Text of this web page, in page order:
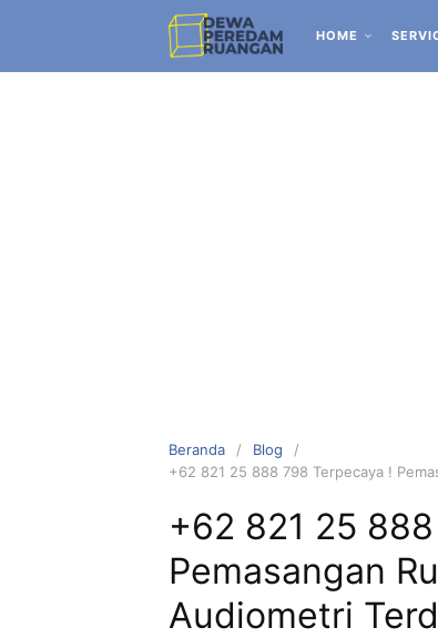
HOME
Beranda
Blog
+62 821 25 888 798 Terpecaya !
+62 821 25
Pemasangan
Audiometri